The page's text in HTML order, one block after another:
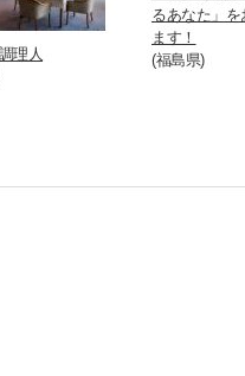
理人
るあなた」
ます！
(福島県)